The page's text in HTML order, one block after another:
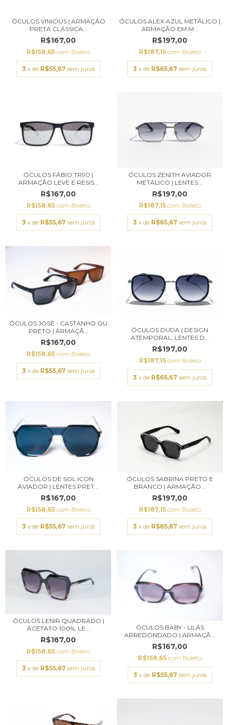
ÓCULOS VINICIUS | ARMAÇÃO
PRETA CLÁSSICA...
R$167,00
R$158,65 com Boleto
3 x de R$55,67 sem juros
ÓCULOS ALEX AZUL METÁLICO |
ARMAÇÃO EM M...
R$197,00
R$187,15 com Boleto
3 x de R$65,67 sem juros
ÓCULOS FÁBIO TR90 |
ARMAÇÃO LEVE E RESIS...
R$167,00
R$158,65 com Boleto
3 x de R$55,67 sem juros
ÓCULOS ZENITH AVIADOR
METÁLICO | LENTES...
R$197,00
R$187,15 com Boleto
3 x de R$65,67 sem juros
ÓCULOS JOSÉ - CASTANHO OU
PRETO | ARMAÇÃ...
R$167,00
R$158,65 com Boleto
3 x de R$55,67 sem juros
ÓCULOS DUDA | DESIGN
ATEMPORAL, LENTES D...
R$197,00
R$187,15 com Boleto
3 x de R$65,67 sem juros
ÓCULOS DE SOL ICON
AVIADOR | LENTES PRET...
R$167,00
R$158,65 com Boleto
3 x de R$55,67 sem juros
ÓCULOS SABRINA PRETO E
BRANCO | ARMAÇÃO...
R$197,00
R$187,15 com Boleto
3 x de R$65,67 sem juros
ÓCULOS LENIR QUADRADO |
ACETATO 100%, LE...
R$167,00
R$158,65 com Boleto
3 x de R$55,67 sem juros
ÓCULOS BABY - LILÁS
ARREDONDADO | ARMAÇÃ...
R$167,00
R$158,65 com Boleto
3 x de R$55,67 sem juros